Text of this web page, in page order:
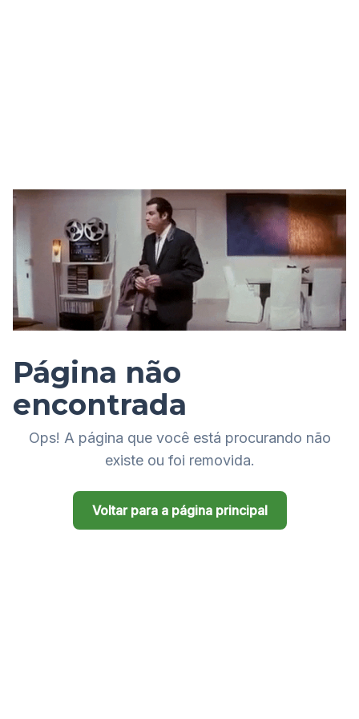
Página não
encontrada
Ops! A página que você está procurando não
existe ou foi removida.
Voltar para a página principal